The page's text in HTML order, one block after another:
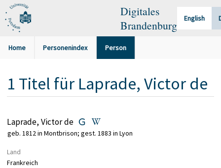
Digitales
Brandenburg
English
Home Personenindex Person
1 Titel für Laprade, Victor de
Laprade, Victor de
geb. 1812 in Montbrison; gest. 1883 in Lyon
Land
Frankreich